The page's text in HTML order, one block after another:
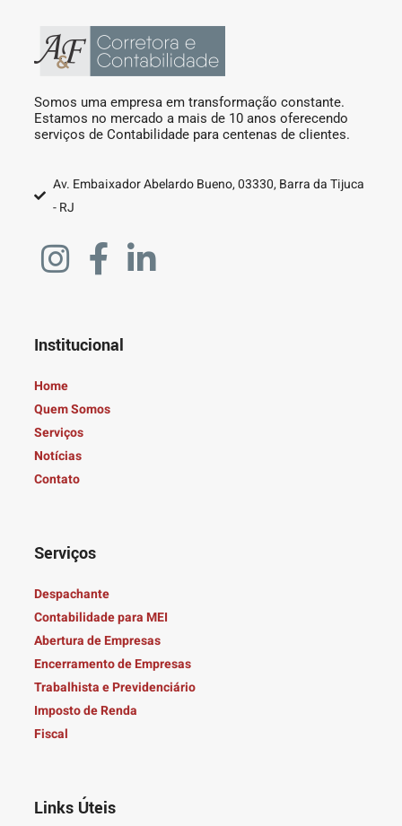
Somos uma empresa em transformação constante.
Estamos no mercado a mais de 10 anos oferecendo
serviços de Contabilidade para centenas de clientes.
Av. Embaixador Abelardo Bueno, 03330, Barra da Tijuca
- RJ
Institucional
Home
Quem Somos
Serviços
Notícias
Contato
Serviços
Despachante
Contabilidade para MEI
Abertura de Empresas
Encerramento de Empresas
Trabalhista e Previdenciário
Imposto de Renda
Fiscal
Links Úteis